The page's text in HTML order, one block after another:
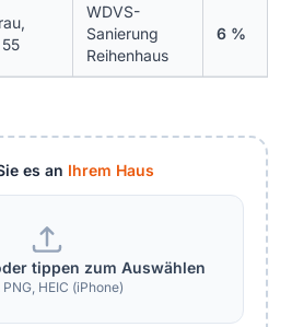
WDVS-
Sanierung
Reihenhaus
6 %
es an Ihrem Haus
tippen zum Auswählen
PNG, HEIC (iPhone)